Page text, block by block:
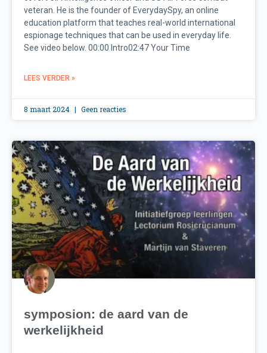
veteran. He is the founder of EverydaySpy, an online
education platform that teaches real-world international
espionage techniques that can be used in everyday life.
See video below. 00:00 Intro02:47 Your Time
LEES VERDER »
8 maart 2024 Geen reacties
symposion: de aard van de
werkelijkheid